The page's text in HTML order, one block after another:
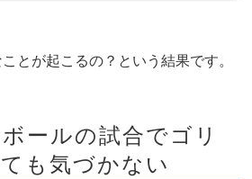
とが起こるの？という結果です。
ールの試合でゴリ
も気づかない